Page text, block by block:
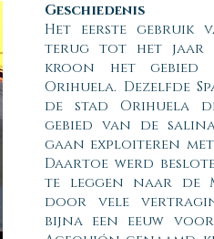
Geschiedenis
Het eerste gebruik
terug tot het jaar
kroon het gebied
Orihuela. Dezelfde
de stad Orihuela
gebied van de
gaan exploiteren
Daartoe werd
te leggen naar de
door vele
bijna een eeuw